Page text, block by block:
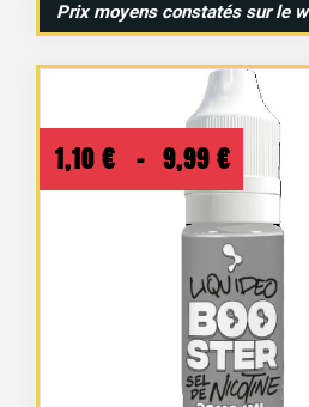
Prix moyens constatés sur le
1,10 € – 9,99 €
Plage
de
prix :
1,10 €
à
9,99 €